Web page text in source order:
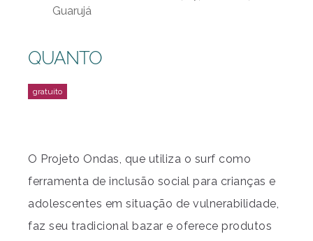
Guarujá
QUANTO
O Projeto Ondas, que utiliza o surf como
ferramenta de inclusão social para crianças e
adolescentes em situação de vulnerabilidade,
faz seu tradicional bazar e oferece produtos